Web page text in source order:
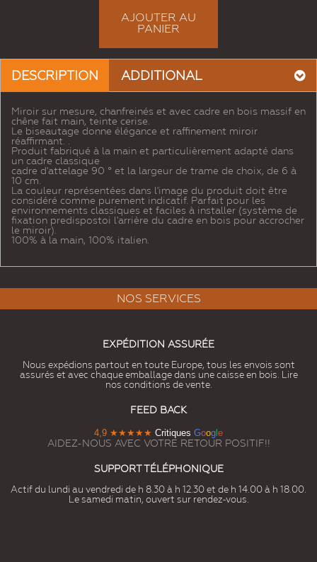
AJOUTER AU
PANIER
DESCRIPTION ADDITIONAL
Miroir sur mesure, chanfreinés et avec cadre en bois massif en
chêne fait main, teinte cerise.
Le biseautage donne élégance et raffinement miroir
réaffirmant. .
Produit fabriqué à la main et particulièrement adapté dans
un cadre classique
cadre d'attelage 90 ° et la largeur de trame de choix, de 6 à
10 cm.
La couleur représentées dans l'image du produit doit être
considéré comme purement indicatif. Parfait pour les
environnements classiques et faciles à installer (système de
fixation predispostoi l'arrière du cadre en bois pour accrocher
le miroir).
100% à la main, 100% italien.
NOS SERVICES
EXPÉDITION ASSURÉE
Nous expédions partout en toute Europe, tous les envois sont
assurés et avec chaque emballage dans une caisse en bois. Lire
nos conditions de vente.
FEED BACK
4,9 ★★★★★ Critiques Goog e
AIDEZ-NOUS AVEC VOTRE RETOUR POSITIF!!
SUPPORT TÉLÉPHONIQUE
Actif du lundi au vendredi de h 8.30 à h 12.30 et de h 14.00 à h 18.00.
Le samedi matin, ouvert sur rendez-vous.